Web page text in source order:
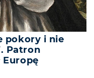
pokory i nie
Patron
Europę